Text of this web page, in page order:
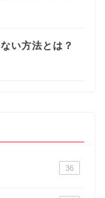
い方法とは？
36